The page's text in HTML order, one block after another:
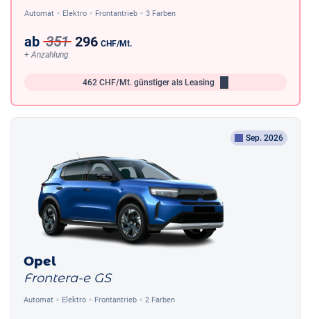
Automat Elektro Frontantrieb 3 Farben
ab 351 296 CHF/Mt.
+ Anzahlung
462 CHF/Mt. günstiger als Leasing
Sep. 2026
Opel
Frontera-e GS
Automat Elektro Frontantrieb 2 Farben